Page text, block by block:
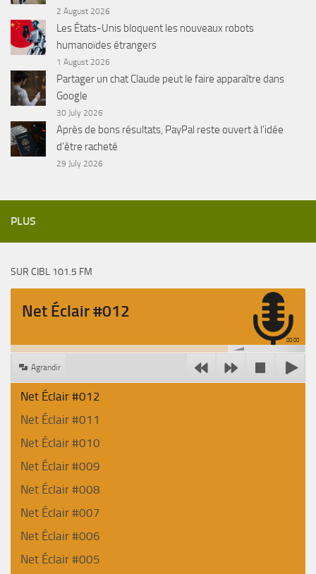
2 August 2026
Les États-Unis bloquent les nouveaux robots
humanoïdes étrangers
1 August 2026
Partager un chat Claude peut le faire apparaître dans
Google
30 July 2026
Après de bons résultats, PayPal reste ouvert à l’idée
d’être racheté
29 July 2026
PLUS
SUR CIBL 101.5 FM
Net Éclair #012
00:00
Agrandir
Net Éclair #012
Net Éclair #011
Net Éclair #010
Net Éclair #009
Net Éclair #008
Net Éclair #007
Net Éclair #006
Net Éclair #005